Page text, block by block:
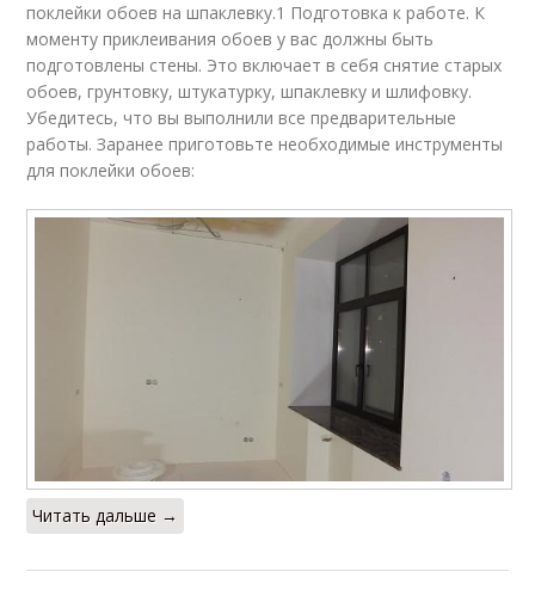
поклейки обоев на шпаклевку.1 Подготовка к работе. К
моменту приклеивания обоев у вас должны быть
подготовлены стены. Это включает в себя снятие старых
обоев, грунтовку, штукатурку, шпаклевку и шлифовку.
Убедитесь, что вы выполнили все предварительные
работы. Заранее приготовьте необходимые инструменты
для поклейки обоев:
Читать дальше →